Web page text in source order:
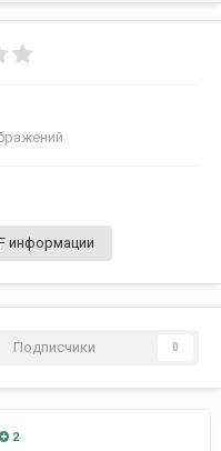
информации
Подписчики 0
2